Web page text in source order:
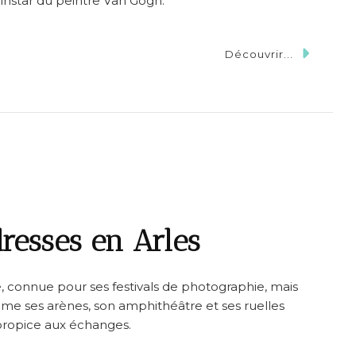
Découvrir...
en Arles
connue pour ses festivals de photographie, mais
ses arènes, son amphithéâtre et ses ruelles
aux échanges.